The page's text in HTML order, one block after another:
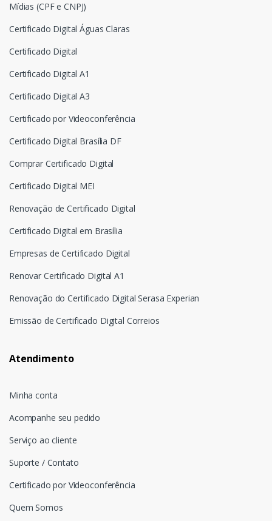
Mídias (CPF e CNPJ)
Certificado Digital Águas Claras
Certificado Digital
Certificado Digital A1
Certificado Digital A3
Certificado por Videoconferência
Certificado Digital Brasília DF
Comprar Certificado Digital
Certificado Digital MEI
Renovação de Certificado Digital
Certificado Digital em Brasília
Empresas de Certificado Digital
Renovar Certificado Digital A1
Renovação do Certificado Digital Serasa Experian
Emissão de Certificado Digital Correios
Atendimento
Minha conta
Acompanhe seu pedido
Serviço ao cliente
Suporte / Contato
Certificado por Videoconferência
Quem Somos